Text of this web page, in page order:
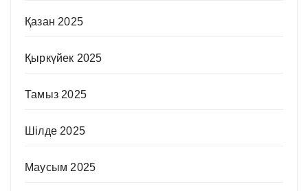
Қазан 2025
Қыркүйек 2025
Тамыз 2025
Шілде 2025
Маусым 2025